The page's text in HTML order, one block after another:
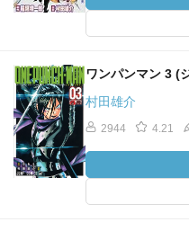
ワンパンマン 3 (
村田雄介
2944 4.21